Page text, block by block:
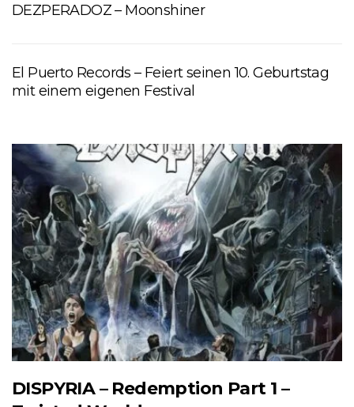
DEZPERADOZ – Moonshiner
El Puerto Records – Feiert seinen 10. Geburtstag
mit einem eigenen Festival
DISPYRIA – Redemption Part 1 –